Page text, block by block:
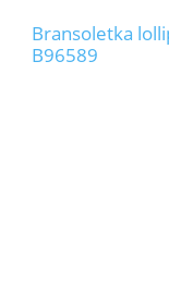
Bransoletka
B96589